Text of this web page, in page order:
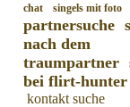
chat
singels mit foto
partnersuche
nach dem
traumpartner
bei flirt-hunter
kontakt suche